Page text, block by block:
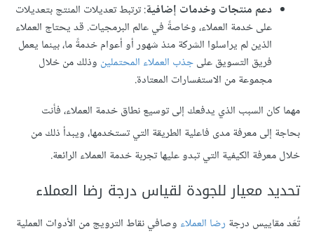
دعم منتجات وخدمات إضافية: ترتبط تعديلات المنتج بتعديلات
على خدمة العملاء، وخاصةً في عالم البرمجيات. قد يحتاج العملاء
الذين لم يراسلوا الشركة منذ شهور أو أعوام خدمةً ما، بينما يعمل
فريق التسويق علىجذب العملاء المحتملين وذلك من خلال
مجموعة من الاستفسارات المعتادة.
مهما كان السبب الذي يدفعك إلى توسيع نطاق خدمة العملاء، فأنت
بحاجة إلى معرفة مدى فاعلية الطريقة التي تستخدمها، ويبدأ ذلك من
خلال معرفة الكيفية التي تبدو عليها تجربة خدمة العملاء الرائعة.
تحديد معيار للجودة لقياس درجة رضا العملاء
تُعَد مقاييس درجة رضا العملاء وصافي نقاط الترويج من الأدوات العملية